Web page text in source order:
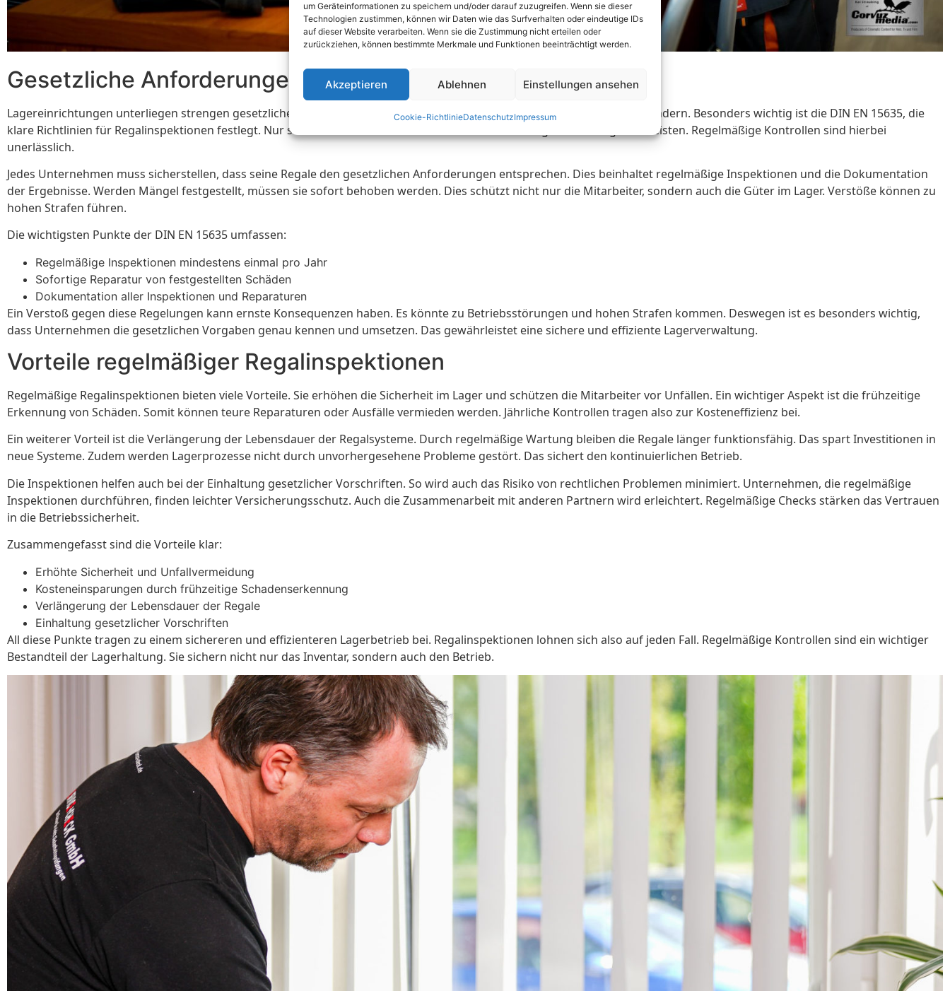
um Geräteinformationen zu speichern und/oder darauf zuzugreifen. Wenn sie dieser
Technologien zustimmen, können wir Daten wie das Surfverhalten oder eindeutige IDs
auf dieser Website verarbeiten. Wenn sie die Zustimmung nicht erteilen oder
zurückziehen, können bestimmte Merkmale und Funktionen beeinträchtigt werden.
Akzeptieren Ablehnen Einstellungen ansehen
Cookie-RichtlinieDatenschutzImpressum
Gesetzliche Anforderungen und Regelungen
Lagereinrichtungen unterliegen strengen gesetzlichen Anforderungen. Diese Vorgaben sollen Unfälle und Schäden verhindern. Besonders wichtig ist die DIN EN 15635, die
klare Richtlinien für Regalinspektionen festlegt. Nur so können Unternehmen die Sicherheit ihrer Lagerbereiche gewährleisten. Regelmäßige Kontrollen sind hierbei
unerlässlich.
Jedes Unternehmen muss sicherstellen, dass seine Regale den gesetzlichen Anforderungen entsprechen. Dies beinhaltet regelmäßige Inspektionen und die Dokumentation
der Ergebnisse. Werden Mängel festgestellt, müssen sie sofort behoben werden. Dies schützt nicht nur die Mitarbeiter, sondern auch die Güter im Lager. Verstöße können zu
hohen Strafen führen.
Die wichtigsten Punkte der DIN EN 15635 umfassen:
Regelmäßige Inspektionen mindestens einmal pro Jahr
Sofortige Reparatur von festgestellten Schäden
Dokumentation aller Inspektionen und Reparaturen
Ein Verstoß gegen diese Regelungen kann ernste Konsequenzen haben. Es könnte zu Betriebsstörungen und hohen Strafen kommen. Deswegen ist es besonders wichtig,
dass Unternehmen die gesetzlichen Vorgaben genau kennen und umsetzen. Das gewährleistet eine sichere und effiziente Lagerverwaltung.
Vorteile regelmäßiger Regalinspektionen
Regelmäßige Regalinspektionen bieten viele Vorteile. Sie erhöhen die Sicherheit im Lager und schützen die Mitarbeiter vor Unfällen. Ein wichtiger Aspekt ist die frühzeitige
Erkennung von Schäden. Somit können teure Reparaturen oder Ausfälle vermieden werden. Jährliche Kontrollen tragen also zur Kosteneffizienz bei.
Ein weiterer Vorteil ist die Verlängerung der Lebensdauer der Regalsysteme. Durch regelmäßige Wartung bleiben die Regale länger funktionsfähig. Das spart Investitionen in
neue Systeme. Zudem werden Lagerprozesse nicht durch unvorhergesehene Probleme gestört. Das sichert den kontinuierlichen Betrieb.
Die Inspektionen helfen auch bei der Einhaltung gesetzlicher Vorschriften. So wird auch das Risiko von rechtlichen Problemen minimiert. Unternehmen, die regelmäßige
Inspektionen durchführen, finden leichter Versicherungsschutz. Auch die Zusammenarbeit mit anderen Partnern wird erleichtert. Regelmäßige Checks stärken das Vertrauen
in die Betriebssicherheit.
Zusammengefasst sind die Vorteile klar:
Erhöhte Sicherheit und Unfallvermeidung
Kosteneinsparungen durch frühzeitige Schadenserkennung
Verlängerung der Lebensdauer der Regale
Einhaltung gesetzlicher Vorschriften
All diese Punkte tragen zu einem sichereren und effizienteren Lagerbetrieb bei. Regalinspektionen lohnen sich also auf jeden Fall. Regelmäßige Kontrollen sind ein wichtiger
Bestandteil der Lagerhaltung. Sie sichern nicht nur das Inventar, sondern auch den Betrieb.